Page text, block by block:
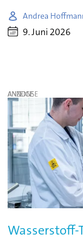
Andrea
9. Juni 2026
ANZEIGE
Wasserstoff-